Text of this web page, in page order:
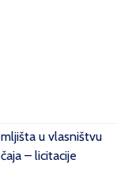
u vlasništvu
– licitacije